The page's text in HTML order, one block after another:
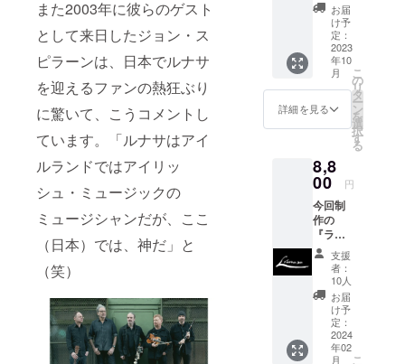
また2003年に彼らのゲスト
として来日したジョン・ス
ピラーンは、日本でルナサ
を迎えるファンの熱狂ぶり
に驚いて、こうコメントし
ています。「ルナサはアイ
ルランドではアイリッ
シュ・ミュージックの
ミュージシャンだが、ここ
（日本）では、神だ」と
（笑）
けてき
ヴェー
センの
在庫で
す。
CD『ラ
イ
ヴ』、
『ヴァ
ス・
ヴェー
セ
ン』、
そし
て、
ウーロ
フとカ
トリ
オーナ
のデュ
オ作、
ウーロ
フのソ
お届
け予
定：
2023
年10
月
詳細を見る
こ
の
リ
タ
ー
ン
を
選
択
す
る
8,8
00 円
今回制
作の
『ライ
ブ・イ
ン・
ジャパ
ン
（仮）
』CD4
達と
支援
者：
10人
お届
け予
定：
2024
年02
月
こ